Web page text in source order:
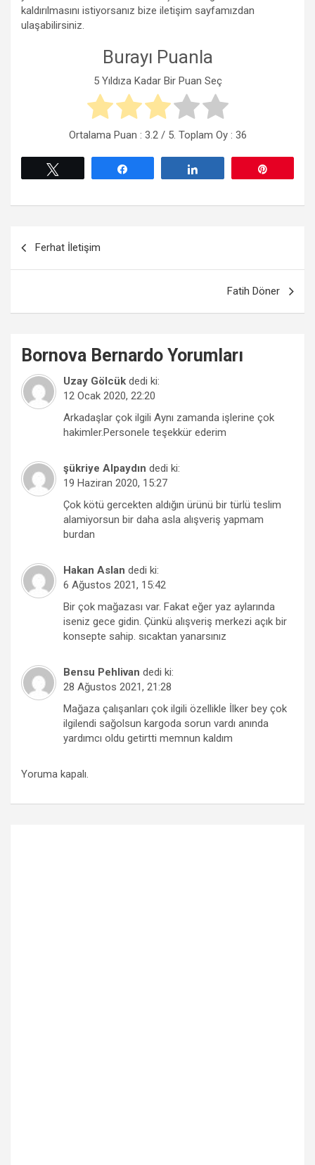
kaldırılmasını istiyorsanız bize iletişim sayfamızdan
ulaşabilirsiniz.
Burayı Puanla
5 Yıldıza Kadar Bir Puan Seç
Ortalama Puan : 3.2/ 5. Toplam Oy : 36
gezinmesi
Ferhat İletişim
Fatih Döner
Bornova Bernardo Yorumları
Uzay Gölcük dedi ki:
12 Ocak 2020, 22:20
Arkadaşlar çok ilgili Aynı zamanda işlerine çok
hakimler.Personele teşekkür ederim
şükriye Alpaydın dedi ki:
19 Haziran 2020, 15:27
Çok kötü gercekten aldığın ürünü bir türlü teslim
alamiyorsun bir daha asla alışveriş yapmam
burdan
Hakan Aslan dedi ki:
6 Ağustos 2021, 15:42
Bir çok mağazası var. Fakat eğer yaz aylarında
iseniz gece gidin. Çünkü alışveriş merkezi açık bir
konsepte sahip. sıcaktan yanarsınız
Bensu Pehlivan dedi ki:
28 Ağustos 2021, 21:28
Mağaza çalışanları çok ilgili özellikle İlker bey çok
ilgilendi sağolsun kargoda sorun vardı anında
yardımcı oldu getirtti memnun kaldım
Yoruma kapalı.